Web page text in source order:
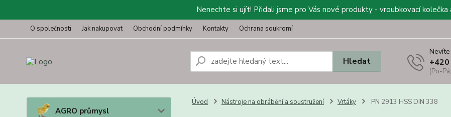
Nenechte si ujít! Přidali jsme pro Vás nové produkty - vroubkovací kolečka
O společnosti Jak nakupovat Obchodní podmínky Kontakty Ochrana soukromí
Hledat
(Po-
AGRO průmysl
Úvod Nástroje na obrábění a soustružení Vrtáky PN 2913 HSS DIN 338